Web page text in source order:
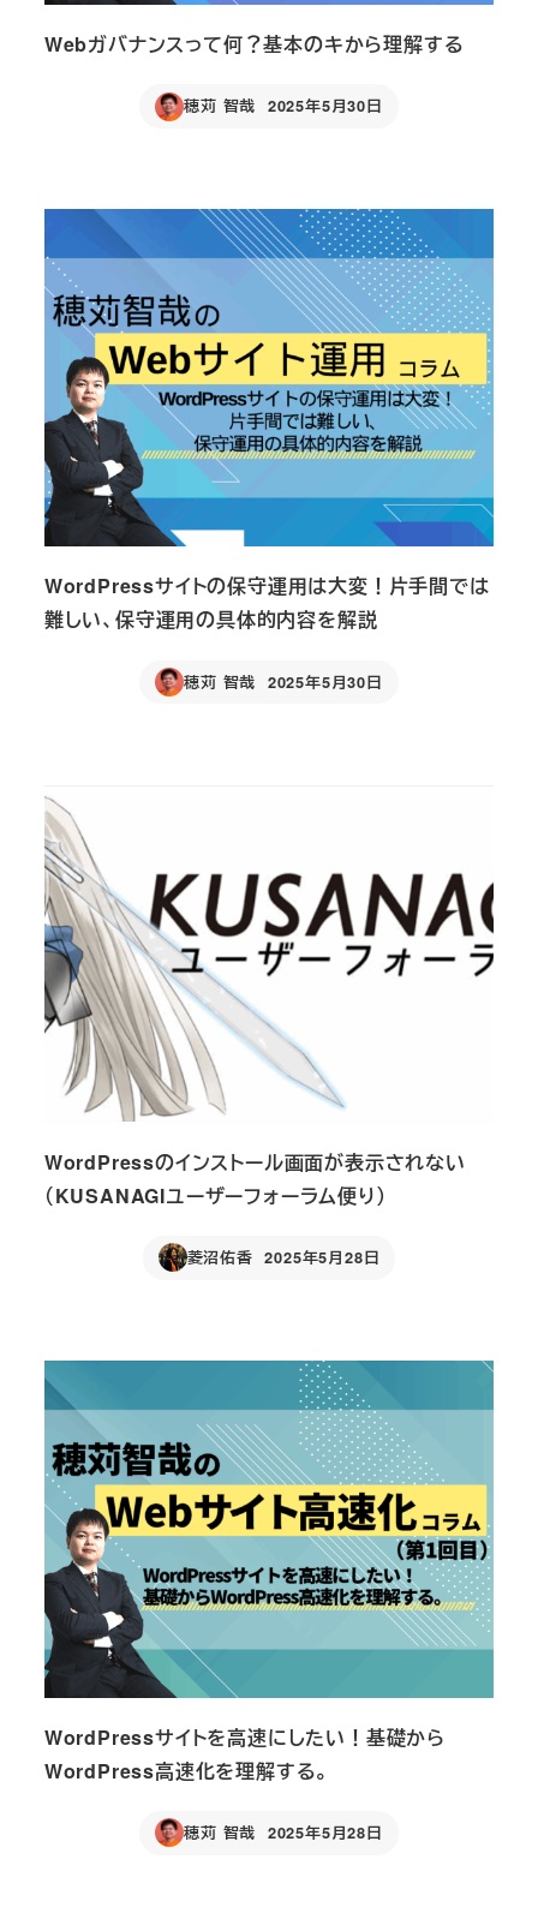
Webガバナンスって何？基本のキから理解する
穂苅 智哉
Published
2025年5月30日
WordPressサイトの保守運用は大変！片手間では
難しい、保守運用の具体的内容を解説
穂苅 智哉
Published
2025年5月30日
WordPressのインストール画面が表示されない
（KUSANAGIユーザーフォーラム便り）
菱沼佑香
Published
2025年5月28日
WordPressサイトを高速にしたい！基礎から
WordPress高速化を理解する。
穂苅 智哉
Published
2025年5月28日